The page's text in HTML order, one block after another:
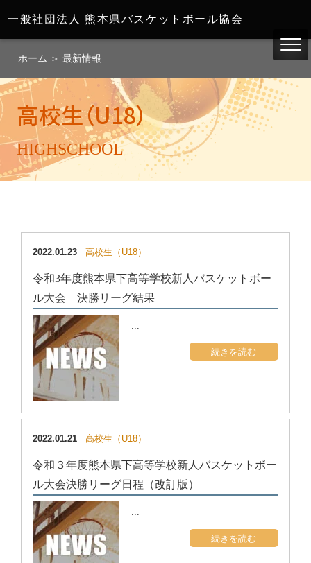
一般社団法人 熊本県バスケットボール協会
ホーム ＞ 最新情報
高校生（U18）
HIGHSCHOOL
2022.01.23 高校生（U18）
令和3年度熊本県下高等学校新人バスケットボー
ル大会 決勝リーグ結果
...
続きを読む
2022.01.21 高校生（U18）
令和３年度熊本県下高等学校新人バスケットボー
ル大会決勝リーグ日程（改訂版）
...
続きを読む